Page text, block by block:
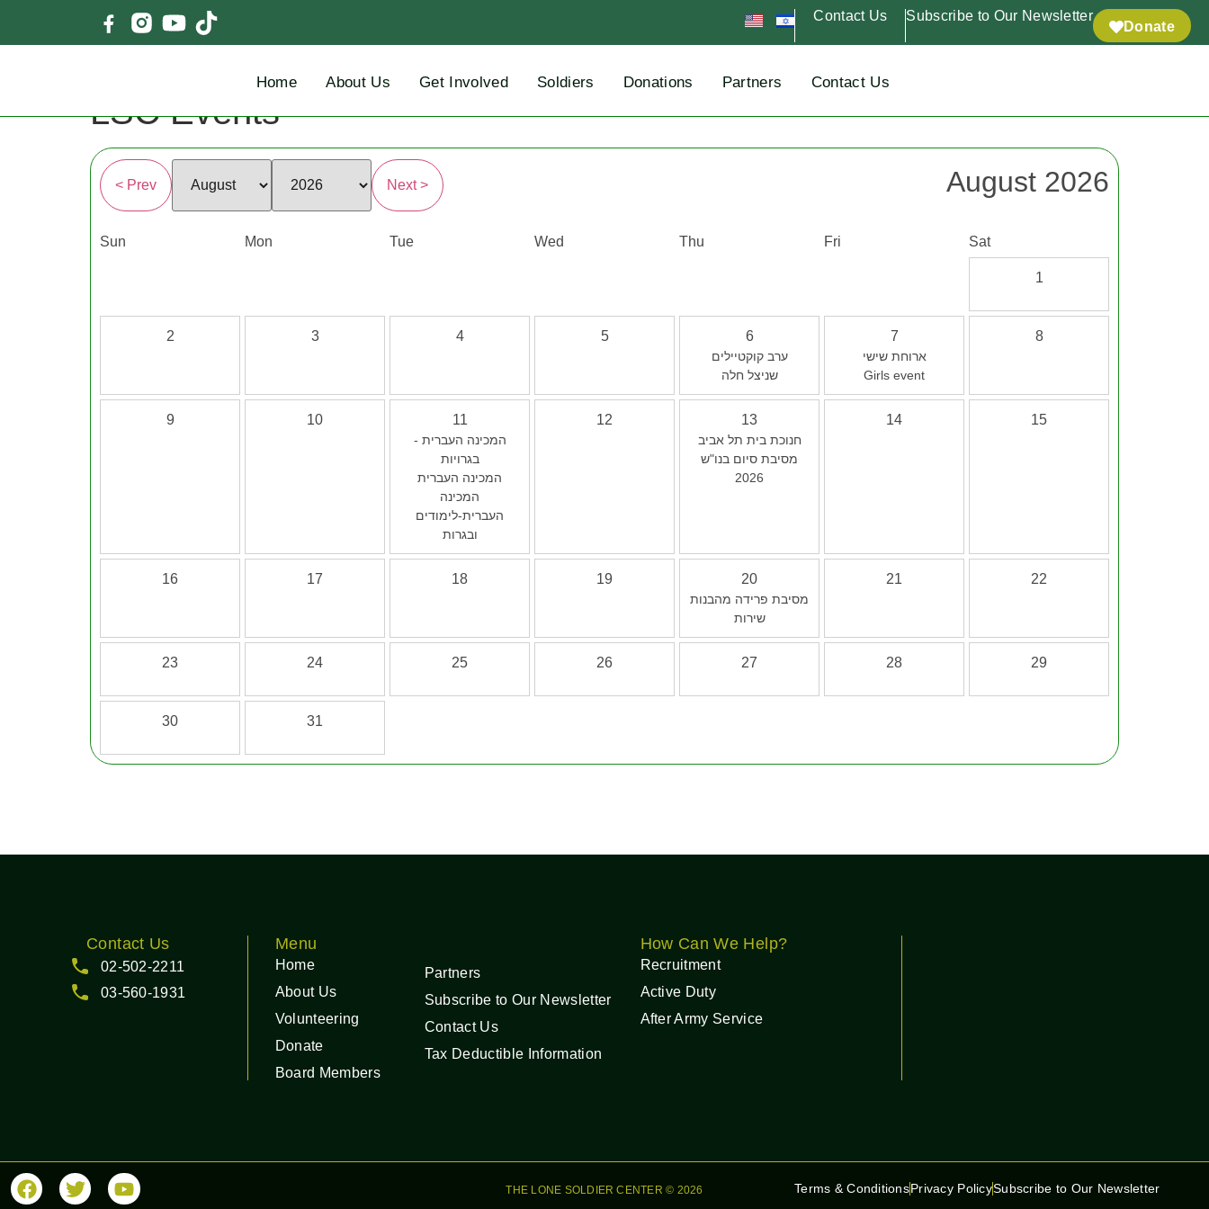
Donate
Subscribe to Our Newsletter
Contact Us
Home About Us Get Involved Soldiers Donations Partners Contact Us
LSC Events
< Prev Next > August 2026
Sun Mon Tue Wed Thu Fri Sat
1
2 3 4 5 6
ערב קוקטיילים
שניצל חלה
7
ארוחת שישי
Girls event
8
9 10 11
המכינה העברית -
בגרויות
המכינה העברית
המכינה
העברית-לימודים
ובגרות
12 13
חנוכת בית תל אביב
מסיבת סיום בנו"ש
2026
14 15
16 17 18 19 20
מסיבת פרידה מהבנות
שירות
21 22
23 24 25 26 27 28 29
30 31
Contact Us
02-502-2211
03-560-1931
Menu
Home
About Us
Volunteering
Donate
Board Members
Partners
Subscribe to Our Newsletter
Contact Us
Tax Deductible Information
How Can We Help?
Recruitment
Active Duty
After Army Service
THE LONE SOLDIER CENTER © 2026 Terms & ConditionsPrivacy PolicySubscribe to Our Newsletter